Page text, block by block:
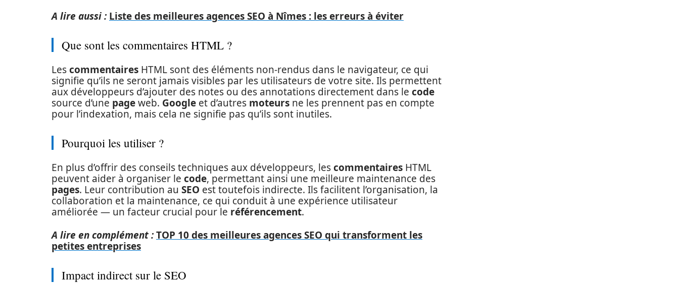
A lire aussi : Liste des meilleures agences SEO à Nîmes : les erreurs à éviter
Que sont les commentaires HTML ?
Lescommentaires HTML sont des éléments non-rendus dans le navigateur, ce qui
signifie qu’ils ne seront jamais visibles par les utilisateurs de votre site. Ils permettent
aux développeurs d’ajouter des notes ou des annotations directement dans le code
source d’une pageweb. Google et d’autres moteurs ne les prennent pas en compte
pour l’indexation, mais cela ne signifie pas qu’ils sont inutiles.
Pourquoi les utiliser ?
En plus d’offrir des conseils techniques aux développeurs, lescommentaires HTML
peuvent aider à organiser le code, permettant ainsi une meilleure maintenance des
pages. Leur contribution au SEO est toutefois indirecte. Ils facilitent l’organisation, la
collaboration et la maintenance, ce qui conduit à une expérience utilisateur
améliorée — un facteur crucial pour le référencement.
A lire en complément :TOP 10 des meilleures agences SEO qui transforment les
petites entreprises
Impact indirect sur le SEO